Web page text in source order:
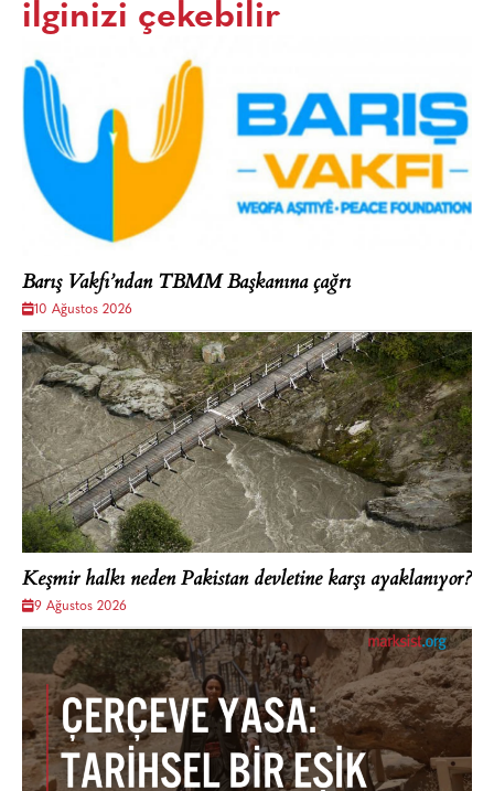
ilginizi çekebilir
Barış Vakfı’ndan TBMM Başkanına çağrı
10 Ağustos 2026
Keşmir halkı neden Pakistan devletine karşı ayaklanıyor?
9 Ağustos 2026